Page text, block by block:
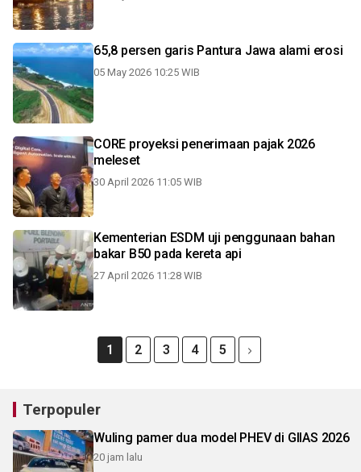
65,8 persen garis Pantura Jawa alami erosi
05 May 2026 10:25 WIB
CORE proyeksi penerimaan pajak 2026
meleset
30 April 2026 11:05 WIB
Kementerian ESDM uji penggunaan bahan
bakar B50 pada kereta api
27 April 2026 11:28 WIB
1 2 3 4 5
Terpopuler
Wuling pamer dua model PHEV di GIIAS 2026
20 jam lalu